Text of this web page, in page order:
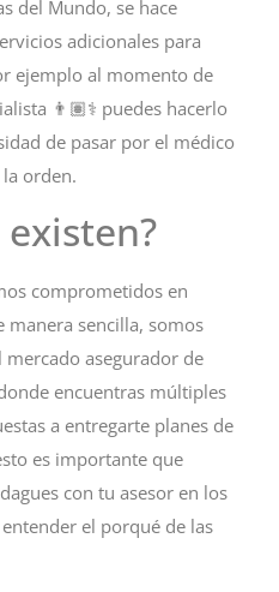
del Mundo, se hace
adicionales para
ejemplo al momento de
👨🏽⚕️ puedes hacerlo
de pasar por el médico
orden.
comprometidos en
sencilla, somos
asegurador de
encuentras múltiples
a entregarte planes de
es importante que
con tu asesor en los
el porqué de las